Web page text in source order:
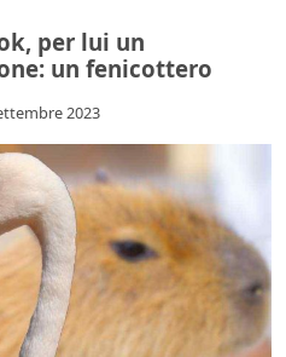
per lui un
un fenicottero
2023